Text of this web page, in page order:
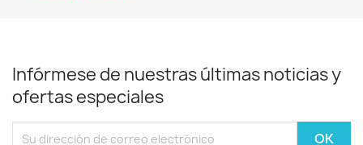
Infórmese de nuestras últimas noticias y
ofertas especiales